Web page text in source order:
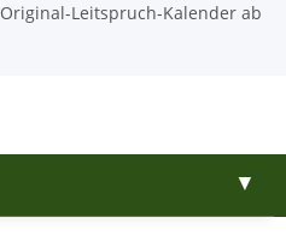
Original-Leitspruch-Kalender ab
▼